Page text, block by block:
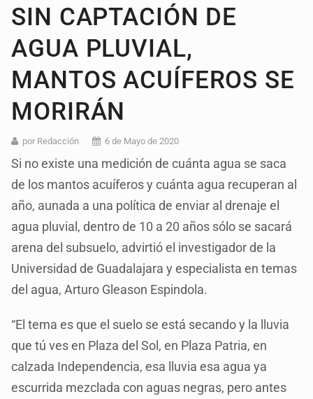
SIN CAPTACIÓN DE
AGUA PLUVIAL,
MANTOS ACUÍFEROS SE
MORIRÁN
por Redacción 6 de Mayo de 2020
Si no existe una medición de cuánta agua se saca
de los mantos acuíferos y cuánta agua recuperan al
año, aunada a una política de enviar al drenaje el
agua pluvial, dentro de 10 a 20 años sólo se sacará
arena del subsuelo, advirtió el investigador de la
Universidad de Guadalajara y especialista en temas
del agua, Arturo Gleason Espindola.
“El tema es que el suelo se está secando y la lluvia
que tú ves en Plaza del Sol, en Plaza Patria, en
calzada Independencia, esa lluvia esa agua ya
escurrida mezclada con aguas negras, pero antes